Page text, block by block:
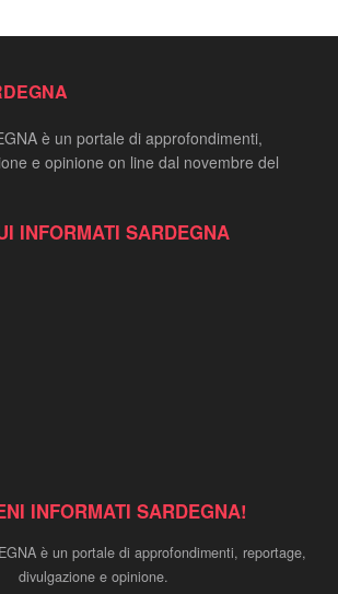
è un portale di approfondimenti,
e opinione on line dal novembre del
INFORMATI SARDEGNA
INFORMATI SARDEGNA!
è un portale di approfondimenti, reportage,
divulgazione e opinione.